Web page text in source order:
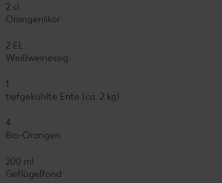
2 cl
Orangenlikör
2 EL
Weißweinessig
1
tiefgekühlte Ente (ca. 2 kg)
4
Bio-Orangen
200 ml
Geflügelfond